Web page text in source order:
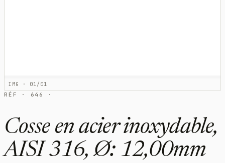
IMG · 01/01
RÉF · 646 ·
Cosse en acier inoxydable,
AISI 316, Ø: 12,00mm